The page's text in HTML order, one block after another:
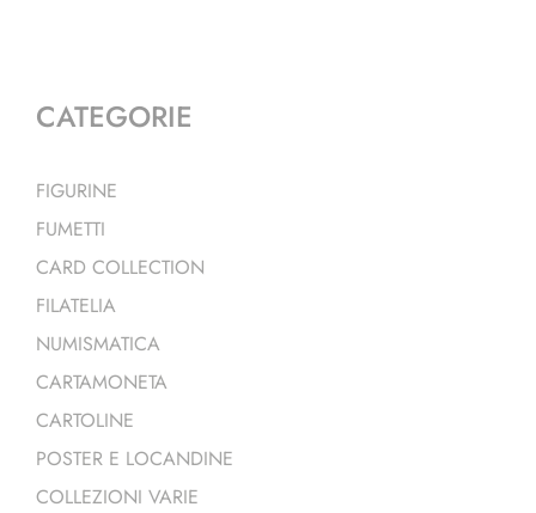
CATEGORIE
FIGURINE
FUMETTI
CARD COLLECTION
FILATELIA
NUMISMATICA
CARTAMONETA
CARTOLINE
POSTER E LOCANDINE
COLLEZIONI VARIE